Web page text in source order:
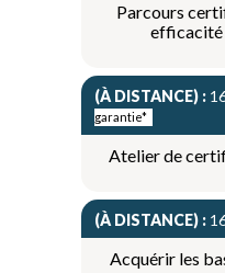
Parcours
efficacité
(À DISTANCE) :
garantie*
Atelier de
(À DISTANCE) :
Acquérir les